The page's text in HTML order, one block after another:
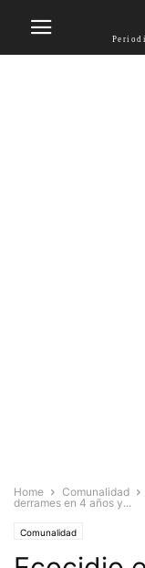
Home Comunalidad
derrames en 4 años y...
Comunalidad